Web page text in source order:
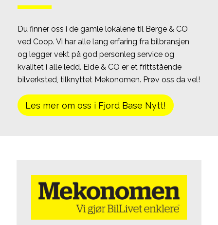
Du finner oss i de gamle lokalene til Berge & CO
ved Coop. Vi har alle lang erfaring fra bilbransjen
og legger vekt på god personleg service og
kvalitet i alle ledd. Eide & CO er et frittstående
bilverksted, tilknyttet Mekonomen. Prøv oss da vel!
Les mer om oss i Fjord Base Nytt!